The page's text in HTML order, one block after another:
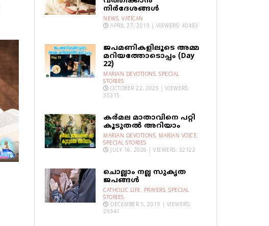
നിര്‍ദേശങ്ങള്‍
NEWS, VATICAN
APRIL 27, 2019 | VIEWERS: 40483
ജപമണികളിലൂടെ അമ്മ
മറിയത്തോടൊപ്പം (Day
22)
MARIAN DEVOTIONS, SPECIAL
STORIES
OCTOBER 22, 2025 | VIEWERS:
35315
കര്‍മല മാതാവിനെ പറ്റി
കൂടുതല്‍ അറിയാം
MARIAN DEVOTIONS, MARIAN VOICE,
SPECIAL STORIES
JULY 16, 2026 | VIEWERS: 32122
ചൊല്ലാം നല്ല സുകൃത
ജപങ്ങൾ
CATHOLIC LIFE, PRAYERS, SPECIAL
STORIES
DECEMBER 5, 2019 | VIEWERS:
29341